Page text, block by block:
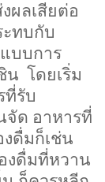
ผลเสียต่อ
ะทบกับ
บบการ
น โดยเริ่ม
รับ
จัด อาหารที่
งดื่มก็เช่น
งดื่มที่หวาน